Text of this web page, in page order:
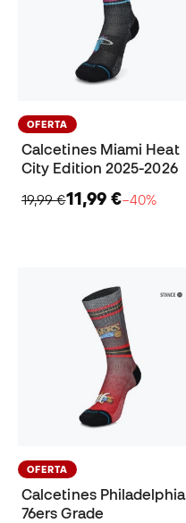
OFERTA
Calcetines Miami Heat
City Edition 2025-2026
19,99 €11,99 €−40%
OFERTA
Calcetines Philadelphia
76ers Grade